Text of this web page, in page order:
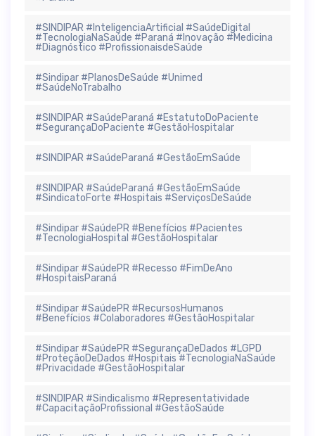
#SINDIPAR #InteligenciaArtificial #SaúdeDigital
#TecnologiaNaSaúde #Paraná #Inovação #Medicina
#Diagnóstico #ProfissionaisdeSaúde
#Sindipar #PlanosDeSaúde #Unimed
#SaúdeNoTrabalho
#SINDIPAR #SaúdeParaná #EstatutoDoPaciente
#SegurançaDoPaciente #GestãoHospitalar
#SINDIPAR #SaúdeParaná #GestãoEmSaúde
#SINDIPAR #SaúdeParaná #GestãoEmSaúde
#SindicatoForte #Hospitais #ServiçosDeSaúde
#Sindipar #SaúdePR #Benefícios #Pacientes
#TecnologiaHospital #GestãoHospitalar
#Sindipar #SaúdePR #Recesso #FimDeAno
#HospitaisParaná
#Sindipar #SaúdePR #RecursosHumanos
#Benefícios #Colaboradores #GestãoHospitalar
#Sindipar #SaúdePR #SegurançaDeDados #LGPD
#ProteçãoDeDados #Hospitais #TecnologiaNaSaúde
#Privacidade #GestãoHospitalar
#SINDIPAR #Sindicalismo #Representatividade
#CapacitaçãoProfissional #GestãoSaúde